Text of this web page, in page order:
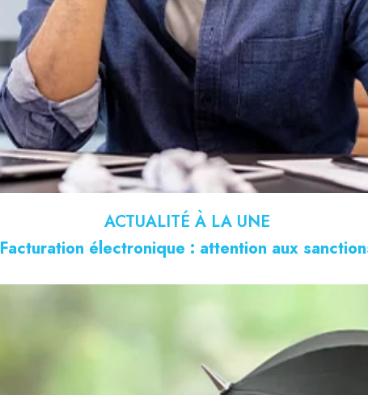
ACTUALITÉ À LA UNE
Facturation électronique : attention aux